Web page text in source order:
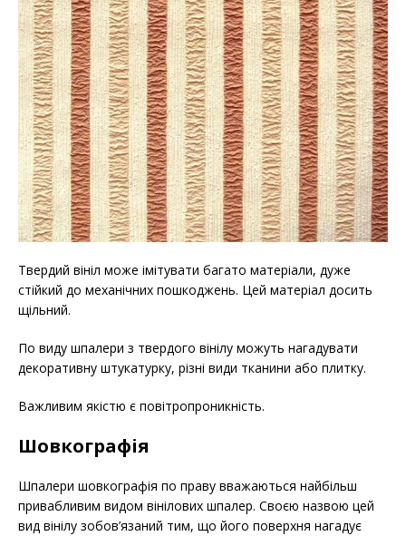
Твердий вініл може імітувати багато матеріали, дуже
стійкий до механічних пошкоджень. Цей матеріал досить
щільний.
По виду шпалери з твердого вінілу можуть нагадувати
декоративну штукатурку, різні види тканини або плитку.
Важливим якістю є повітропроникність.
Шовкографія
Шпалери шовкографія по праву вважаються найбільш
привабливим видом вінілових шпалер. Своєю назвою цей
вид вінілу зобов’язаний тим, що його поверхня нагадує